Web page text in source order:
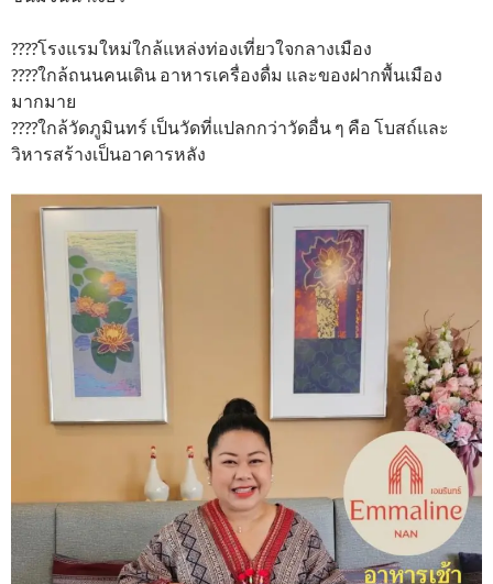
????โรงแรมใหม่ใกล้แหล่งท่องเที่ยวใจกลางเมือง
????ใกล้ถนนคนเดิน อาหารเครื่องดื่ม และของฝากพื้นเมือง
มากมาย
????ใกล้วัดภูมินทร์ เป็นวัดที่แปลกกว่าวัดอื่น ๆ คือ โบสถ์และ
วิหารสร้างเป็นอาคารหลัง